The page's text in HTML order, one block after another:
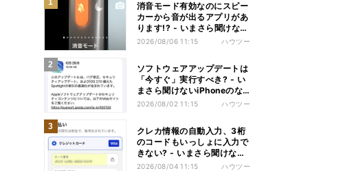
消音モード有効なのにスピー
カーから音が出るアプリがあ
ります!? - いまさら聞けない
iPhoneのなぜ
2026/08/06 11:15 ハウツー
ソフトウェアアップデートは
「今すぐ」実行すべき? - い
まさら聞けないiPhoneのな
ぜ
2026/08/02 11:15 ハウツー
クレカ情報の自動入力、3桁
のコードもいっしょに入力で
きない? - いまさら聞けない
iPhoneのなぜ
2026/08/04 11:15 ハウツー